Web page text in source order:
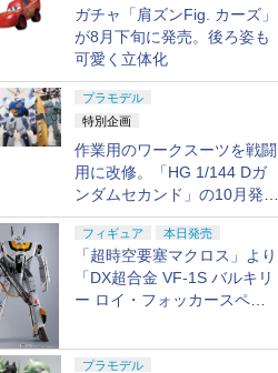
ガチャ「肩ズンFig. カーズ」
が8月下旬に発売。後ろ姿も
可愛く立体化
プラモデル
特別企画
作業用のワークスーツを戦闘
用に改修。「HG 1/144 Dガ
ンダムセカンド」の10月発送
分が予約受付中【ガンダムベ
ース撮り下ろし】
フィギュア 本日発売
「超時空要塞マクロス」より
「DX超合金 VF-1S バルキリ
ー ロイ・フォッカースペシ
プラモデル